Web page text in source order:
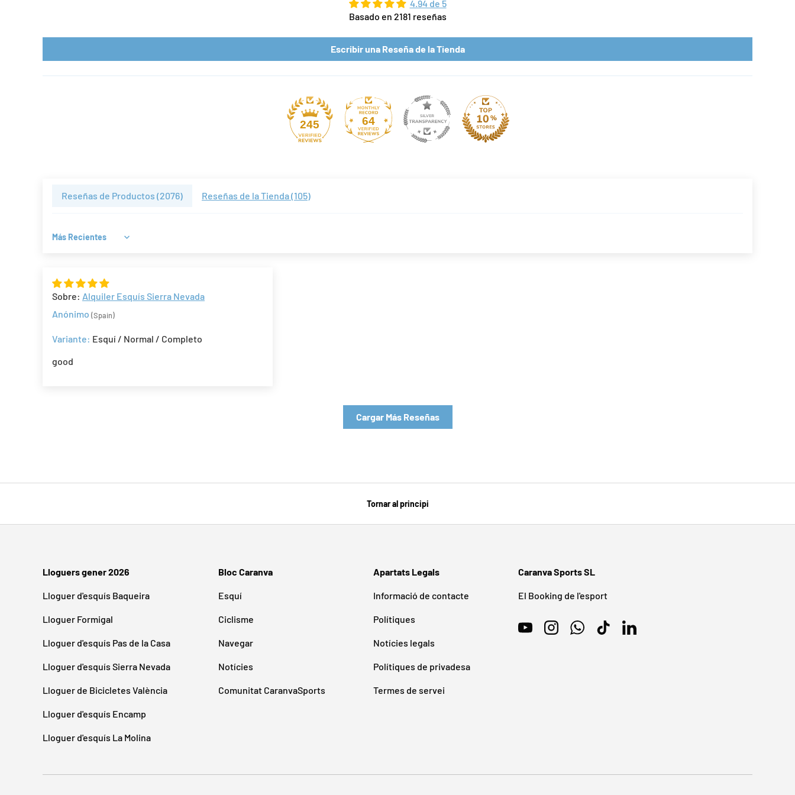
4.94 de 5
Basado en 2181 reseñas
Escribir una Reseña de la Tienda
245 64
Reseñas de Productos (2076) Reseñas de la Tienda (105)
Sort by
Alquiler Esquís Sierra Nevada
Anónimo (Spain)
Esquí / Normal / Completo
good
Cargar Más Reseñas
Tornar al principi
Lloguers gener 2026
Lloguer d'esquís Baqueira
Lloguer Formigal
Lloguer d'esquís Pas de la Casa
Lloguer d'esquís Sierra Nevada
Lloguer de Bicicletes València
Lloguer d'esquís Encamp
Lloguer d'esquís La Molina
Bloc Caranva
Esquí
Ciclisme
Navegar
Notícies
Comunitat CaranvaSports
Apartats Legals
Informació de contacte
Polítiques
Notícies legals
Polítiques de privadesa
Termes de servei
Caranva Sports SL
El Booking de l'esport
YouTubeInstagramWhatsAppTikTokLinkedIn